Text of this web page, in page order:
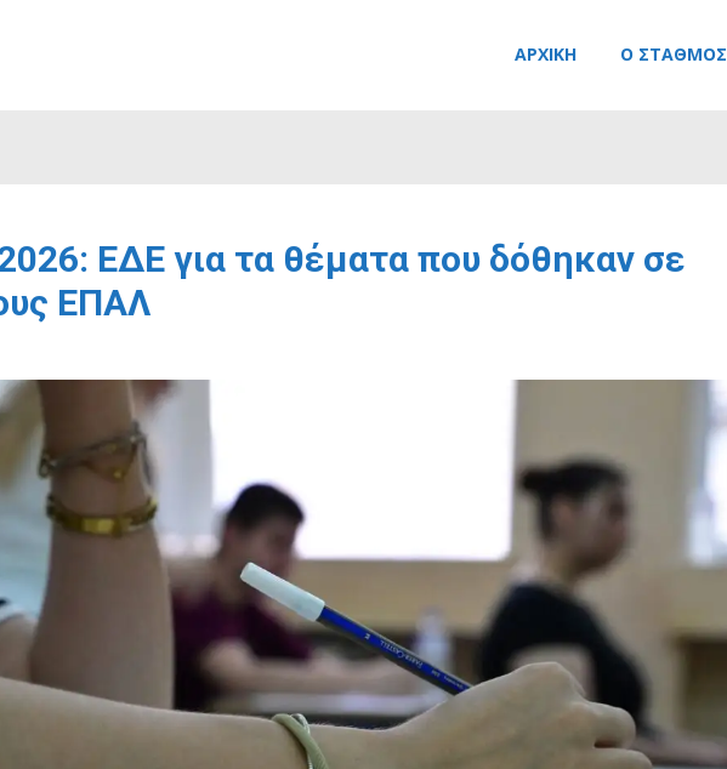
ΑΡΧΙΚΉ Ο ΣΤΑΘΜΌΣ
ΕΔΕ για τα θέματα που δόθηκαν σε
ΕΠΑΛ